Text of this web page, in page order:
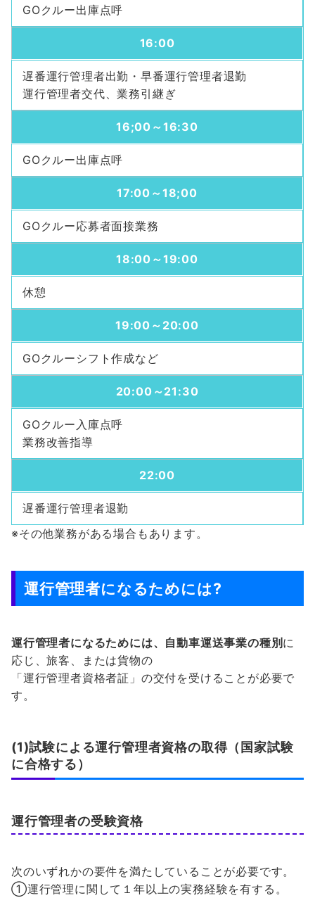
GOクルー出庫点呼
16:00
遅番運行管理者出勤・早番運行管理者退勤
運行管理者交代、業務引継ぎ
16;00～16:30
GOクルー出庫点呼
17:00～18;00
GOクルー応募者面接業務
18:00～19:00
休憩
19:00～20:00
GOクルーシフト作成など
20:00～21:30
GOクルー入庫点呼
業務改善指導
22:00
遅番運行管理者退勤
※その他業務がある場合もあります。
運行管理者になるためには?
運行管理者になるためには、自動車運送事業の種別 に
応じ、旅客、または貨物の
「運行管理者資格者証」の交付を受けることが必要で
す。
(1)試験による運行管理者資格の取得（国家試験
に合格する）
運行管理者の受験資格
次のいずれかの要件を満たしていることが必要です。
①運行管理に関して１年以上の実務経験を有する。